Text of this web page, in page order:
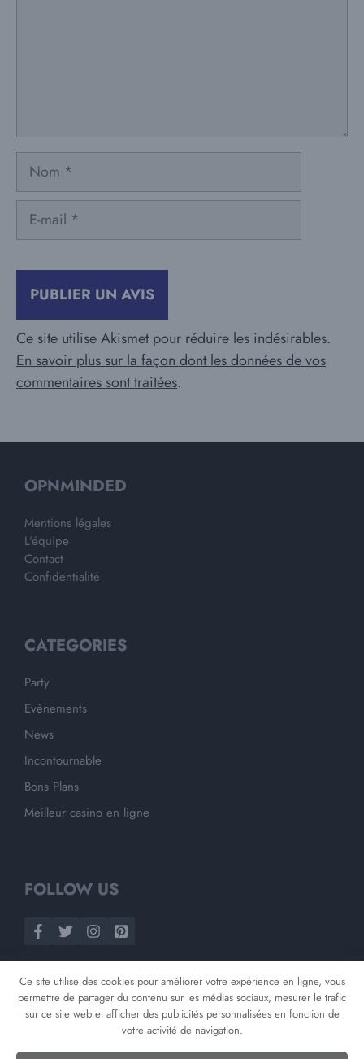
Nom
Ce site utilise Akismet pour réduire les indésirables.
En savoir plus sur la façon dont les données de vos
commentaires sont traitées.
OPNMINDED
Mentions légales
L'équipe
Contact
Confidentialité
CATEGORIES
Party
Evènements
News
Incontournable
Bons Plans
Meilleur casino en ligne
FOLLOW US
©2026Opnminded
Ce site utilise des cookies pour améliorer votre expérience en ligne, vous
permettre de partager du contenu sur les médias sociaux, mesurer le trafic
sur ce site web et afficher des publicités personnalisées en fonction de
votre activité de navigation.